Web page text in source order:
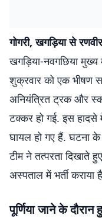
गोगरी, खगड़िया से रणवीर
खगड़िया-नवगछिया मुख्य
शुक्रवार को एक भीषण
अनियंत्रित ट्रक और
टक्कर हो गई. इस हादसे
घायल हो गए हैं. घटना
टीम ने तत्परता दिखाते
अस्पताल में भर्ती कराया
पूर्णिया जाने के